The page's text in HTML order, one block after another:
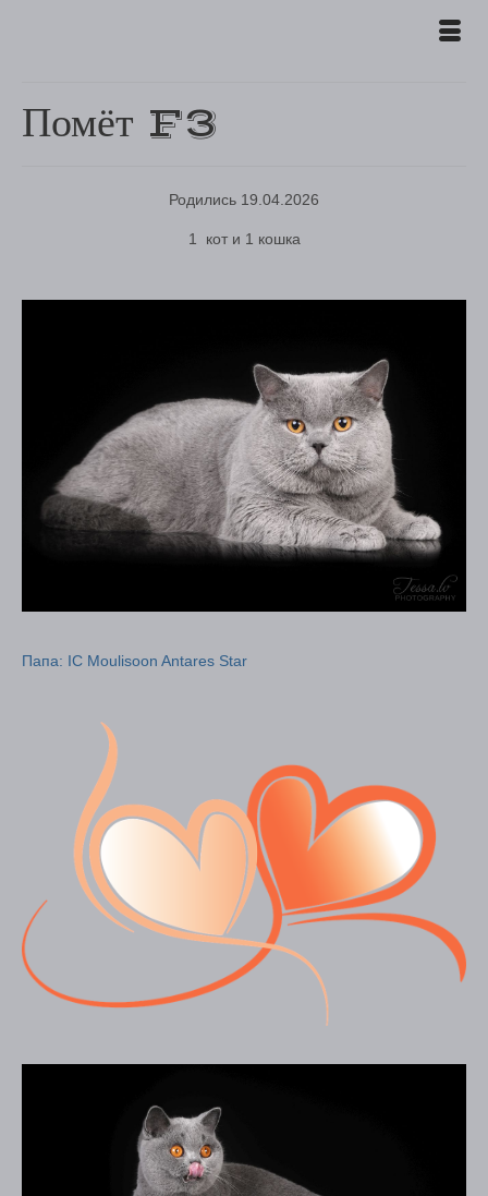
Помёт F3
Родились 19.04.2026
1 кот и 1 кошка
Папа: IC Moulisoon Antares Star